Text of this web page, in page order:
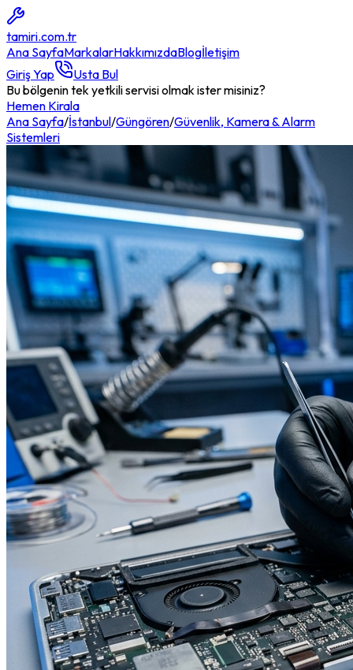
tamiri.com.tr
Ana SayfaMarkalarHakkımızdaBlogİletişim
Giriş Yap
Usta Bul
Bu bölgenin tek yetkili servisi olmak ister misiniz?
Hemen Kirala
Ana Sayfa/İstanbul/Güngören/Güvenlik, Kamera & Alarm
Sistemleri